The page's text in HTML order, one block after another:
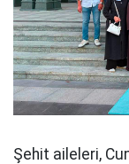
Şehit aileleri,